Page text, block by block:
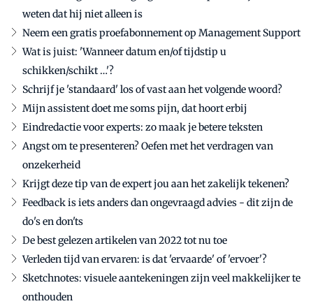
weten dat hij niet alleen is
Neem een gratis proefabonnement op Management Support
Wat is juist: 'Wanneer datum en/of tijdstip u
schikken/schikt …'?
Schrijf je 'standaard' los of vast aan het volgende woord?
Mijn assistent doet me soms pijn, dat hoort erbij
Eindredactie voor experts: zo maak je betere teksten
Angst om te presenteren? Oefen met het verdragen van
onzekerheid
Krijgt deze tip van de expert jou aan het zakelijk tekenen?
Feedback is iets anders dan ongevraagd advies - dit zijn de
do's en don'ts
De best gelezen artikelen van 2022 tot nu toe
Verleden tijd van ervaren: is dat 'ervaarde' of 'ervoer'?
Sketchnotes: visuele aantekeningen zijn veel makkelijker te
onthouden